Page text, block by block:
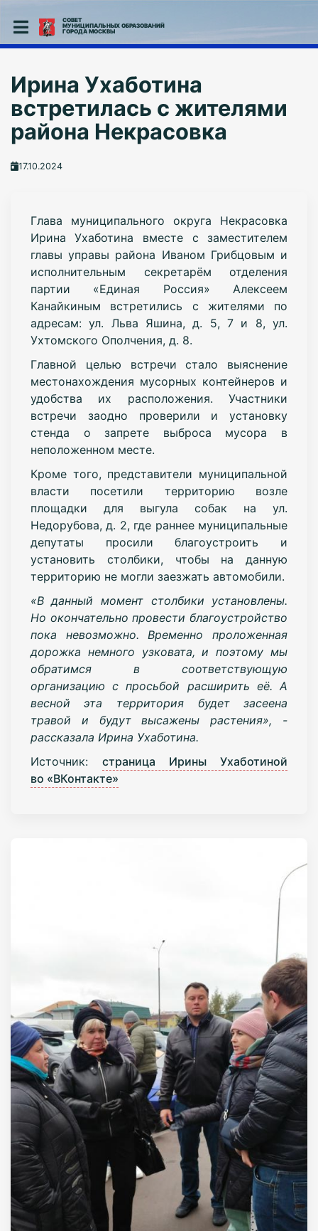
СОВЕТ
МУНИЦИПАЛЬНЫХ ОБРАЗОВАНИЙ
ГОРОДА МОСКВЫ
Ирина Ухаботина
встретилась с жителями
района Некрасовка
17.10.2024
Глава муниципального округа Некрасовка
Ирина Ухаботина вместе с заместителем
главы управы района Иваном Грибцовым и
исполнительным секретарём отделения
партии «Единая Россия» Алексеем
Канайкиным встретились с жителями по
адресам: ул. Льва Яшина, д. 5, 7 и 8, ул.
Ухтомского Ополчения, д. 8.
Главной целью встречи стало выяснение
местонахождения мусорных контейнеров и
удобства их расположения. Участники
встречи заодно проверили и установку
стенда о запрете выброса мусора в
неположенном месте.
Кроме того, представители муниципальной
власти посетили территорию возле
площадки для выгула собак на ул.
Недорубова, д. 2, где раннее муниципальные
депутаты просили благоустроить и
установить столбики, чтобы на данную
территорию не могли заезжать автомобили.
«В данный момент столбики установлены.
Но окончательно провести благоустройство
пока невозможно. Временно проложенная
дорожка немного узковата, и поэтому мы
обратимся в соответствующую
организацию с просьбой расширить её. А
весной эта территория будет засеена
травой и будут высажены растения», -
рассказала Ирина Ухаботина.
Источник: страница Ирины Ухаботиной
во «ВКонтакте»